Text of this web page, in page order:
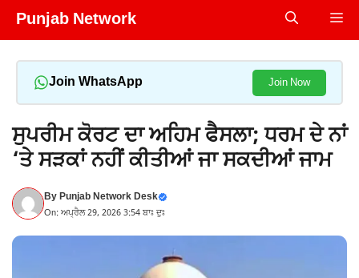
Skip
Punjab Network
Join WhatsApp Join Now
ਸੁਪਰੀਮ ਕੋਰਟ ਦਾ ਅਹਿਮ ਫੈਸਲਾ; ਧਰਮ ਦੇ ਨਾਂ
‘ਤੇ ਸੜਕਾਂ ਨਹੀਂ ਕੀਤੀਆਂ ਜਾ ਸਕਦੀਆਂ ਜਾਮ
ByPunjab Network Desk
On: ਅਪ੍ਰੈਲ 29, 2026 3:54 ਬਾਃ ਦੁਃ